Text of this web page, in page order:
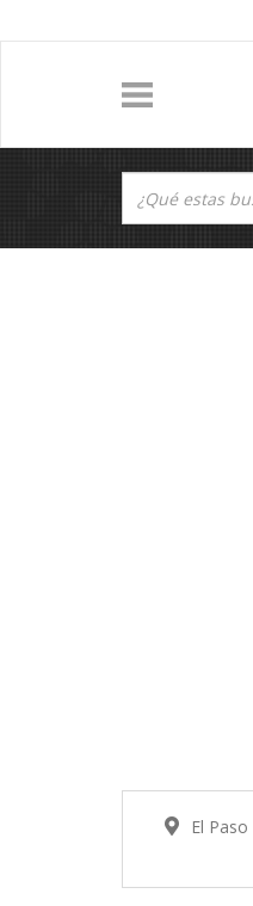
El Paso